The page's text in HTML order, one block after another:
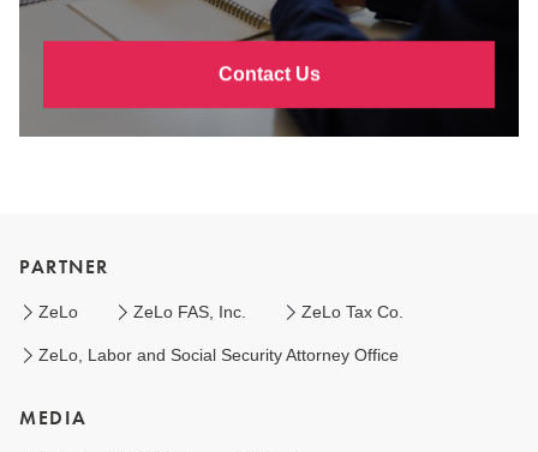
Contact Us
PARTNER
ZeLo ZeLo FAS, Inc. ZeLo Tax Co.
ZeLo, Labor and Social Security Attorney Office
MEDIA